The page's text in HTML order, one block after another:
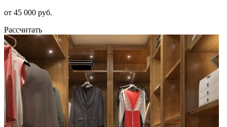
от 45 000 руб.
Рассчитать